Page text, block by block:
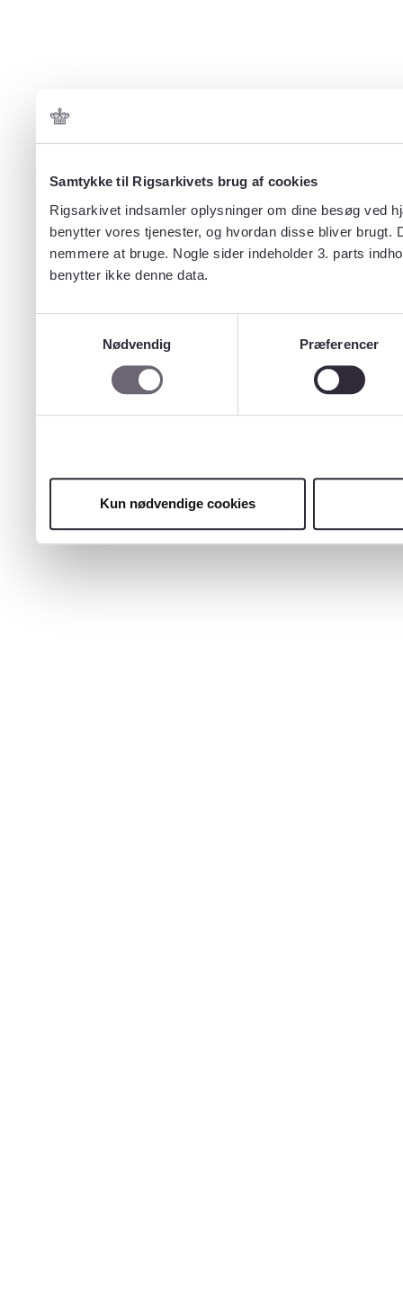
Samtykke til Rigsarkivets brug af cookies
Rigsarkivet indsamler oplysninger om dine besøg ved
benytter vores tjenester, og hvordan disse bliver
nemmere at bruge. Nogle sider indeholder 3. parts
benytter ikke denne data.
Nødvendig
Præferencer
Kun nødvendige cookies